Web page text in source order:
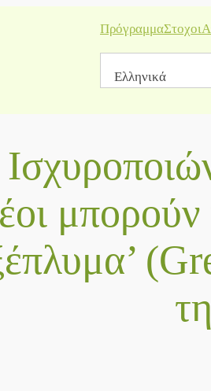
ΠρόγραμμαΣτοχοι
Ελληνικά